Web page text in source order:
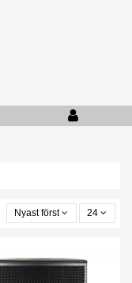
Nyast först 24